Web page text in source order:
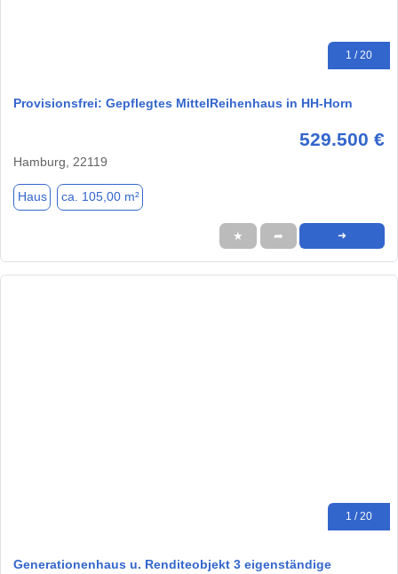
1 / 20
​Provisionsfrei: Gepflegtes MittelReihenhaus in HH-Horn
529.500 €
Hamburg, 22119
Haus ca. 105,00 m²
★ ➦ ➜
1 / 20
Generationenhaus u. Renditeobjekt 3 eigenständige